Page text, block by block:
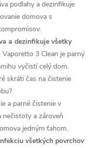
podlahy a dezinfikuje
domova s
a dezinfikuje všetky
3 Clean je parný
vyčistí celý dom.
skráti čas na čistenie
a parné čistenie v
nečistoty a zároveň
jedným ťahom.
všetkých povrchov